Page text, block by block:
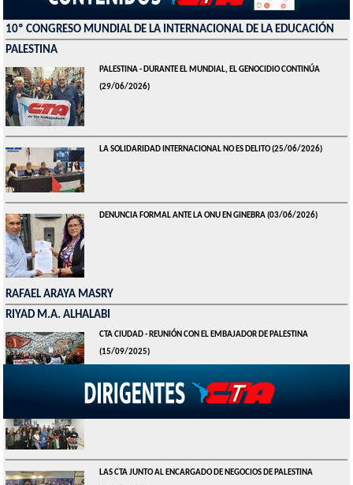
10º CONGRESO MUNDIAL DE LA INTERNACIONAL DE LA EDUCACIÓN
PALESTINA
PALESTINA - DURANTE EL MUNDIAL, EL GENOCIDIO CONTINÚA
(29/06/2026)
LA SOLIDARIDAD INTERNACIONAL NO ES DELITO(25/06/2026)
DENUNCIA FORMAL ANTE LA ONU EN GINEBRA(03/06/2026)
RAFAEL ARAYA MASRY
RIYAD M.A. ALHALABI
CTA CIUDAD - REUNIÓN CON EL EMBAJADOR DE PALESTINA
(15/09/2025)
LAS CTA JUNTO AL ENCARGADO DE NEGOCIOS DE PALESTINA